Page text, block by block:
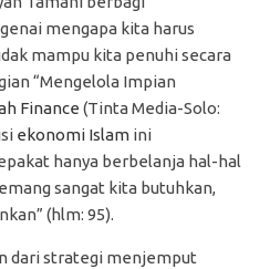
mengapa kita harus
mampu kita penuhi secara
“Mengelola Impian
Finance (Tinta Media-Solo:
ekonomi Islam ini
hanya berbelanja hal-hal
sangat kita butuhkan,
(hlm: 95).
dari strategi menjemput